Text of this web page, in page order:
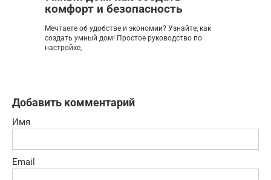
комфорт и безопасность
Мечтаете об удобстве и экономии? Узнайте, как
создать умный дом! Простое руководство по
настройке,
Добавить комментарий
Имя
Email